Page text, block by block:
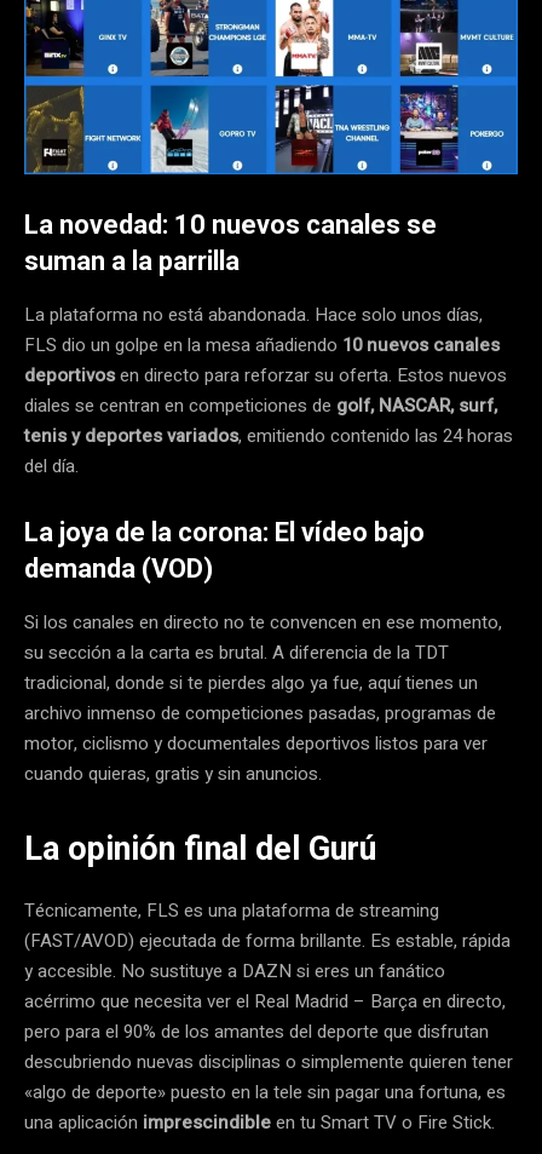
La novedad: 10 nuevos canales se
suman a la parrilla
La plataforma no está abandonada. Hace solo unos días,
FLS dio un golpe en la mesa añadiendo 10 nuevos canales
deportivosen directo para reforzar su oferta. Estos nuevos
diales se centran en competiciones de golf, NASCAR, surf,
tenis y deportes variados, emitiendo contenido las 24 horas
del día.
La joya de la corona: El vídeo bajo
demanda (VOD)
Si los canales en directo no te convencen en ese momento,
su sección a la carta es brutal. A diferencia de la TDT
tradicional, donde si te pierdes algo ya fue, aquí tienes un
archivo inmenso de competiciones pasadas, programas de
motor, ciclismo y documentales deportivos listos para ver
cuando quieras, gratis y sin anuncios.
La opinión final del Gurú
Técnicamente, FLS es una plataforma de streaming
(FAST/AVOD) ejecutada de forma brillante. Es estable, rápida
y accesible. No sustituye a DAZN si eres un fanático
acérrimo que necesita ver el Real Madrid – Barça en directo,
pero para el 90% de los amantes del deporte que disfrutan
descubriendo nuevas disciplinas o simplemente quieren tener
«algo de deporte» puesto en la tele sin pagar una fortuna, es
una aplicación imprescindibleen tu Smart TV o Fire Stick.